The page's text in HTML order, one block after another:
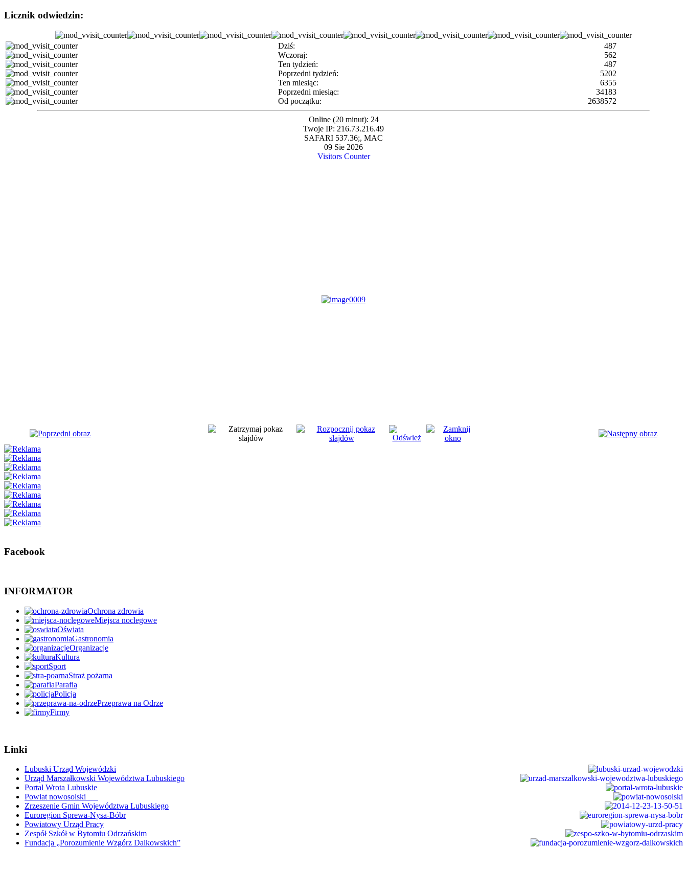
Licznik odwiedzin:
Dziś:
487
Wczoraj:
562
Ten tydzień:
487
Poprzedni tydzień:
5202
Ten miesiąc:
6355
Poprzedni miesiąc:
34183
Od początku:
2638572
Online (20 minut): 24
Twoje IP: 216.73.216.49
SAFARI 537.36;, MAC
09 Sie 2026
Visitors Counter
Facebook
INFORMATOR
Ochrona zdrowia
Miejsca noclegowe
Oświata
Gastronomia
Organizacje
Kultura
Sport
Straż pożarna
Parafia
Policja
Przeprawa na Odrze
Firmy
Linki
Lubuski Urząd Wojewódzki
Urząd Marszałkowski Województwa Lubuskiego
Portal Wrota Lubuskie
Powiat nowosolski
Zrzeszenie Gmin Województwa Lubuskiego
Euroregion Sprewa-Nysa-Bóbr
Powiatowy Urząd Pracy
Zespół Szkół w Bytomiu Odrzańskim
Fundacja „Porozumienie Wzgórz Dalkowskich”